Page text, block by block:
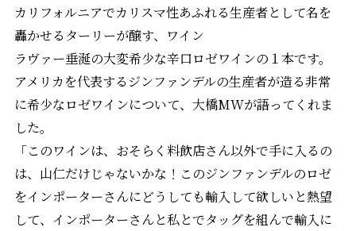
カリフォルニアでカリスマ性あふれる生産者として名を
轟かせるターリーが醸す、ワイン
ラヴァー垂涎の大変希少な辛口ロゼワインの１本です。
アメリカを代表するジンファンデルの生産者が造る非常
に希少なロゼワインについて、大橋MWが語ってくれま
した。
「このワインは、おそらく料飲店さん以外で手に入るの
は、山仁だけじゃないかな！このジンファンデルのロゼ
をインポーターさんにどうしても輸入して欲しいと熱望
して、インポーターさんと私とでタッグを組んで輸入に